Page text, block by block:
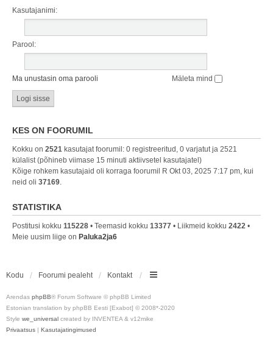
Kasutajanimi:
Parool:
Ma unustasin oma parooli Mäleta mind
KES ON FOORUMIL
Kokku on 2521 kasutajat foorumil: 0 registreeritud, 0 varjatut ja 2521
külalist (põhineb viimase 15 minuti aktiivsetel kasutajatel)
Kõige rohkem kasutajaid oli korraga foorumil R Okt 03, 2025 7:17 pm, kui
neid oli 37169.
STATISTIKA
Postitusi kokku 115228 • Teemasid kokku 13377 • Liikmeid kokku 2422 •
Meie uusim liige on Paluka2ja6
Kodu Foorumi pealeht Kontakt
Arendas phpBB® Forum Software © phpBB Limited
Estonian translation by phpBB Eesti [Exabot] © 2008*-2020
Style we_universal created by INVENTEA & v12mike
Privaatsus | Kasutajatingimused